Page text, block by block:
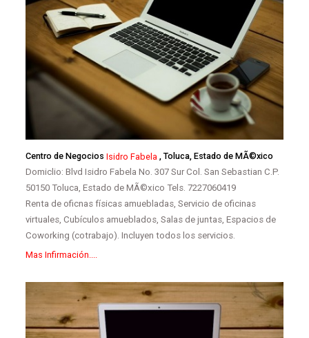
Centro de NegociosIsidro Fabela , Toluca, Estado de MÃ©xico
Domiclio: Blvd Isidro Fabela No. 307 Sur Col. San Sebastian C.P.
50150 Toluca, Estado de MÃ©xico Tels. 7227060419
Renta de oficnas físicas amuebladas, Servicio de oficinas
virtuales, Cubículos amueblados, Salas de juntas, Espacios de
Coworking (cotrabajo). Incluyen todos los servicios.
Mas Infirmación....